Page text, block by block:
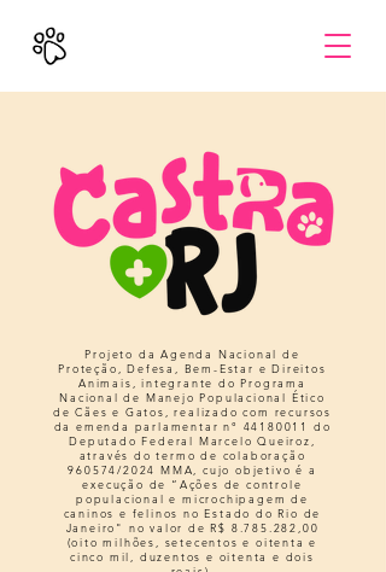
Projeto da Agenda Nacional de
Proteção, Defesa, Bem-Estar e Direitos
Animais, integrante do Programa
Nacional de Manejo Populacional Ético
de Cães e Gatos, realizado com recursos
da emenda parlamentar n° 44180011
do
Deputado Federal Marcelo Queiroz,
através do termo de colaboração
960574/2024 MMA, cujo objetivo é a
execução de “Ações de controle
populacional e microchipagem de
caninos e felinos no Estado do Rio de
Janeiro" no valor de R$ 8.785.282 ,00
(oito milhões, setecentos e oitenta e
cinco mil, duzentos e oitenta e dois